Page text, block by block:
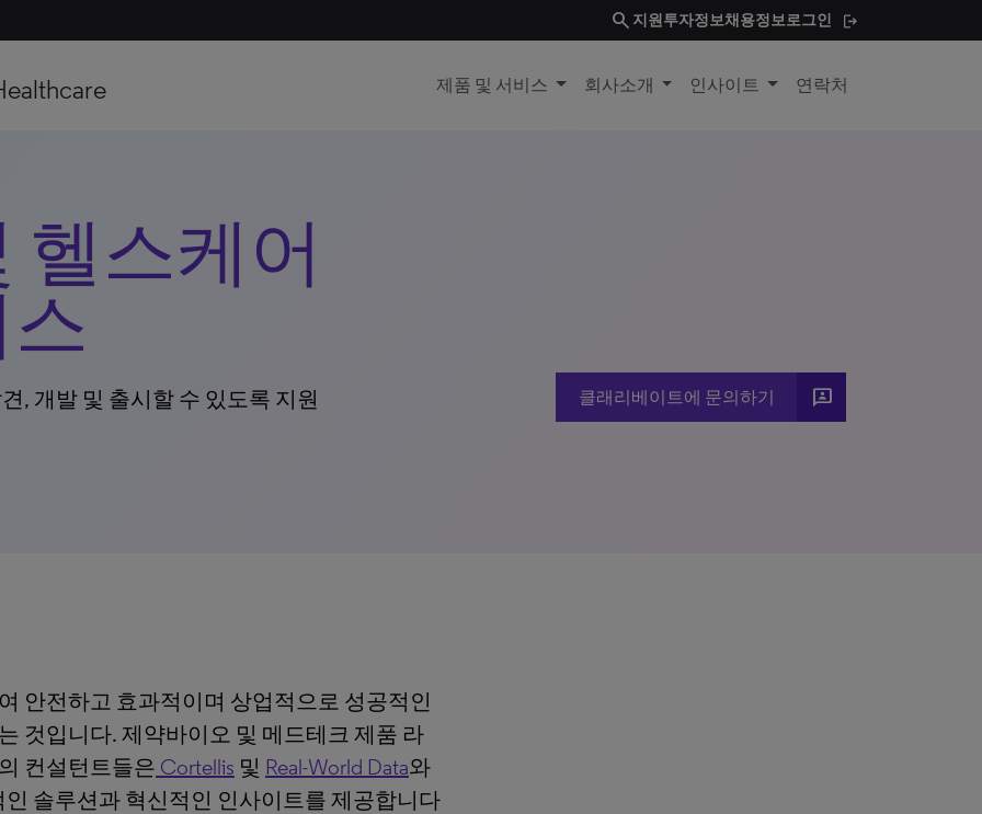
search 지원투자정보채용정보로그인
제품 및 서비스 회사소개 인사이트 연락처
헬스케어
, 개발 및 출시할 수 있도록 지원 클래리베이트에 문의하기 3P
안전하고 효과적이며 상업적으로 성공적인
것입니다. 제약바이오 및 메드테크 제품 라
컨설턴트들은 Cortellis 및 Real-World Data와
솔루션과 혁신적인 인사이트를 제공합니다